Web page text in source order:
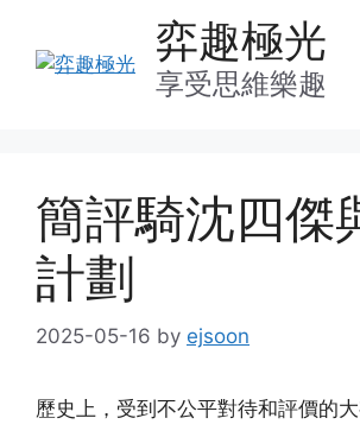
content
弈趣極光
享受思維樂趣
簡評騎沈四傑
計劃
2025-05-16 by ejsoon
歷史上，受到不公平對待和評價的大